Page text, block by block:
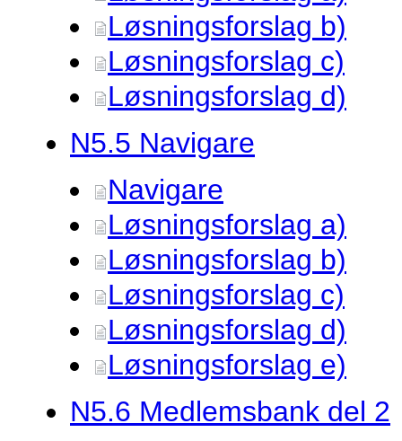
Løsningsforslag b)
Løsningsforslag c)
Løsningsforslag d)
N5.5 Navigare
Navigare
Løsningsforslag a)
Løsningsforslag b)
Løsningsforslag c)
Løsningsforslag d)
Løsningsforslag e)
N5.6 Medlemsbank del 2